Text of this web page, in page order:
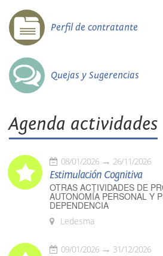
Perfil de contratante
Quejas y Sugerencias
Agenda actividades
08/01/2026 26/11/2026
Estimulación Cognitiva
OTRAS ACTIVIDADES DE
AUTONOMÍA PERSONAL Y
DEPENDENCIA
Ledesma
09/01/2026 31/12/2026